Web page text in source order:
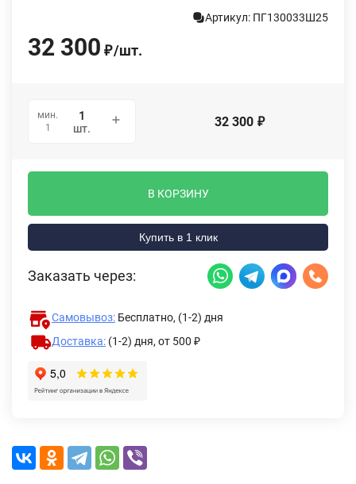
Артикул: ПГ130033Ш25
32 300 ₽/шт.
мин.
1
шт. 32 300 ₽
В КОРЗИНУ
Купить в 1 клик
Заказать через:
Самовывоз: Бесплатно, (1-2) дня
Доставка: (1-2) дня, от 500 ₽